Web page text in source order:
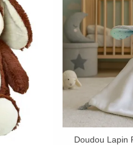
Doudou Lapin